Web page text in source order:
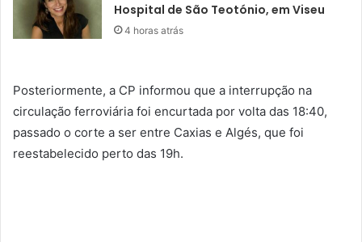
Hospital de São Teotónio, em Viseu
4 horas atrás
Posteriormente, a CP informou que a interrupção na
circulação ferroviária foi encurtada por volta das 18:40,
passado o corte a ser entre Caxias e Algés, que foi
reestabelecido perto das 19h.